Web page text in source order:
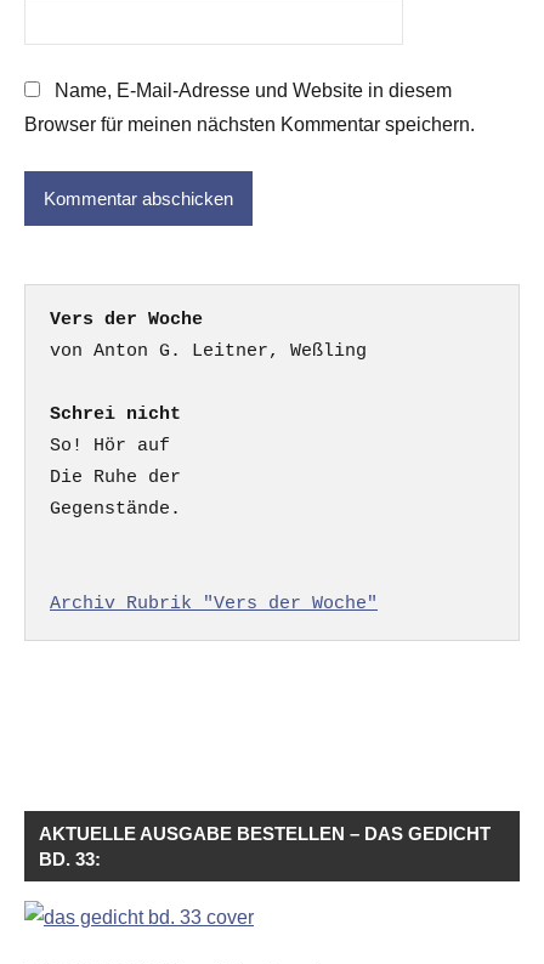
Name, E-Mail-Adresse und Website in diesem
Browser für meinen nächsten Kommentar speichern.
Vers der Woche
Schrei nicht
So! Hör auf
Die Ruhe der
Gegenstände.
Archiv Rubrik "Vers der Woche"
AKTUELLE AUSGABE BESTELLEN – DAS GEDICHT
BD. 33: